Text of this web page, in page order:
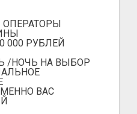
000 РУБЛЕЙ
/НОЧЬ НА ВЫБОР
ВАС